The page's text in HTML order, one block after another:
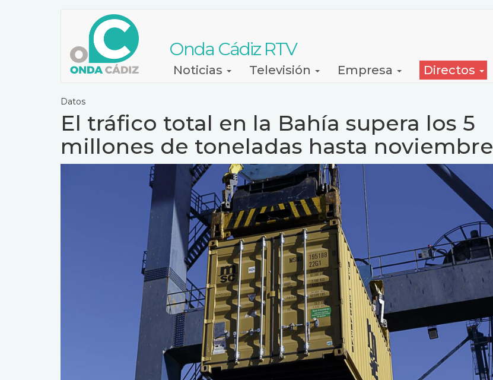
Onda Cádiz RTV
NavegaciónNoticias Televisión Empresa Directos
Datos
El tráfico total en la Bahía supera los 5
millones de toneladas hasta noviembre